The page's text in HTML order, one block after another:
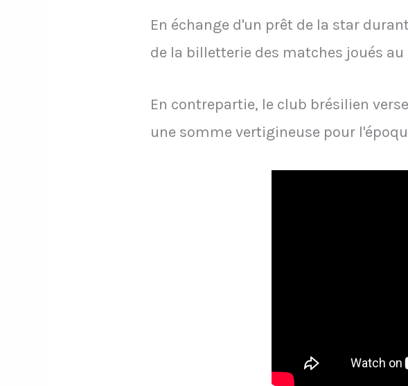
En échange d'un prêt de la star
de la billetterie des matches joués au
En contrepartie, le club brésilien
une somme vertigineuse pour